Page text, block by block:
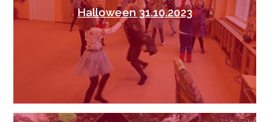
Halloween 31.10.2023